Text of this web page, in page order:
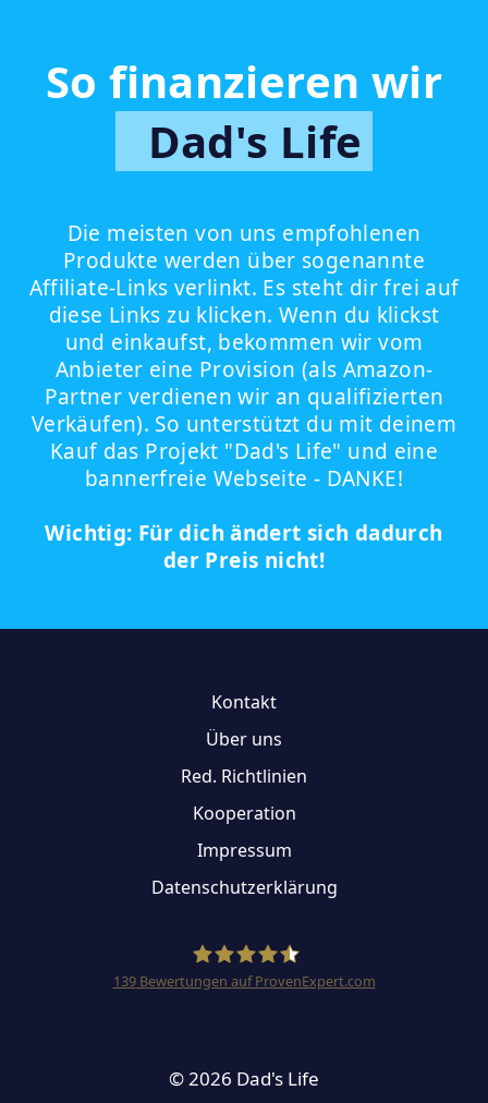
So finanzieren wir
Dad's Life
Die meisten von uns empfohlenen
Produkte werden über sogenannte
Affiliate-Links verlinkt. Es steht dir frei auf
diese Links zu klicken. Wenn du klickst
und einkaufst, bekommen wir vom
Anbieter eine Provision (als Amazon-
Partner verdienen wir an qualifizierten
Verkäufen). So unterstützt du mit deinem
Kauf das Projekt "Dad's Life" und eine
bannerfreie Webseite - DANKE!
Wichtig: Für dich ändert sich dadurch
der Preis nicht!
Kontakt
Über uns
Red. Richtlinien
Kooperation
Impressum
Datenschutzerklärung
139Bewertungen auf ProvenExpert.com
© 2026 Dad's Life